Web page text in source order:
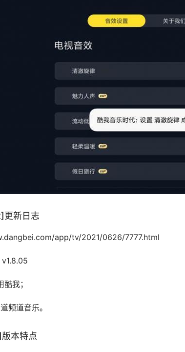
更新日志
app/tv/2021/0626/7777.html
我；
频道音乐。
本特点